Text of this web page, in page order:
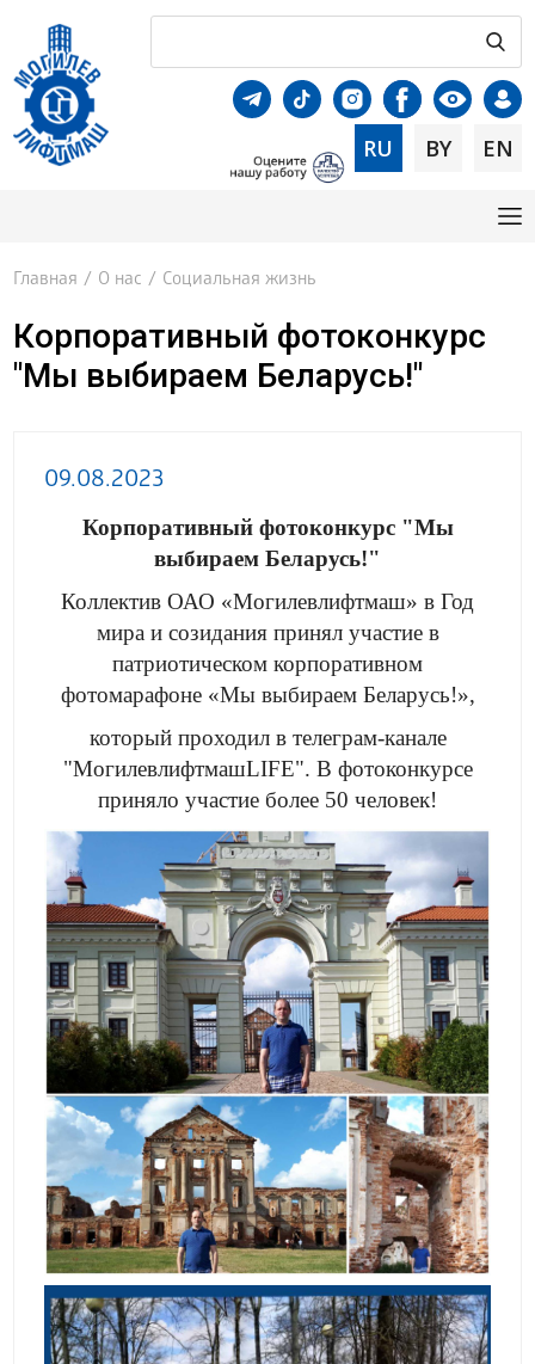
RU BY EN
Главная / О нас / Социальная жизнь
Корпоративный фотоконкурс
"Мы выбираем Беларусь!"
09.08.2023
Корпоративный фотоконкурс "Мы
выбираем Беларусь!"
Коллектив ОАО «Могилевлифтмаш» в Год
мира и созидания принял участие в
патриотическом корпоративном
фотомарафоне «Мы выбираем Беларусь!»,
который проходил в телеграм-канале
"МогилевлифтмашLIFE". В фотоконкурсе
приняло участие более 50 человек!